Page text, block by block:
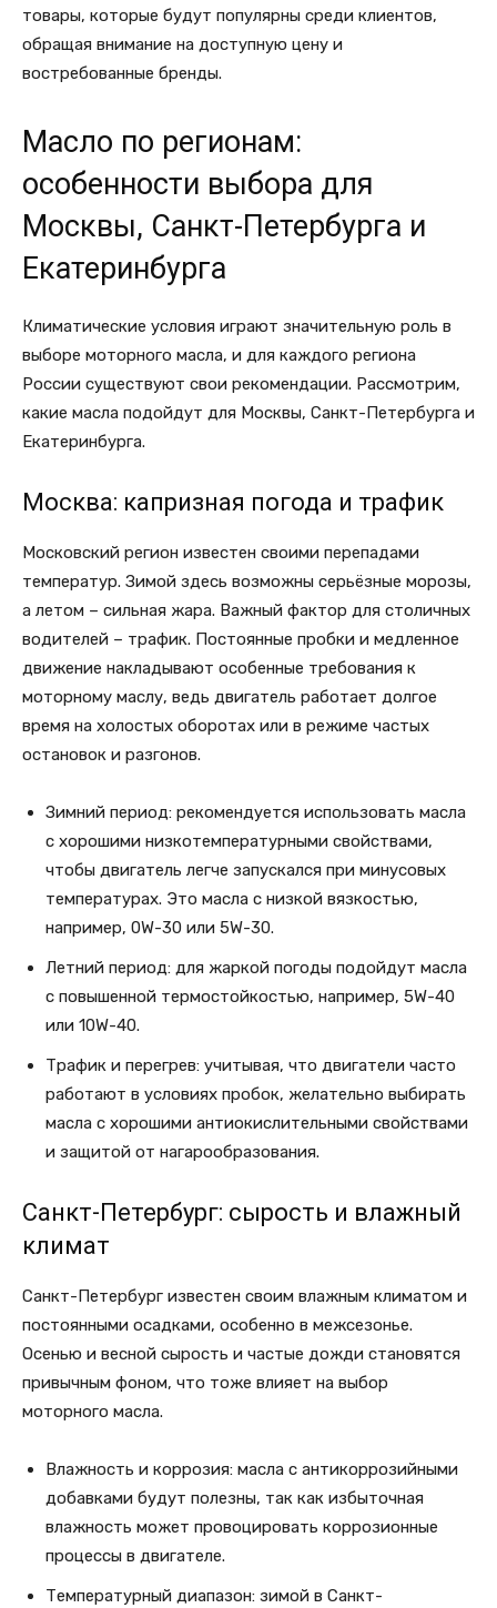
товары, которые будут популярны среди клиентов,
обращая внимание на доступную цену и
востребованные бренды.
Масло по регионам:
особенности выбора для
Москвы, Санкт-Петербурга и
Екатеринбурга
Климатические условия играют значительную роль в
выборе моторного масла, и для каждого региона
России существуют свои рекомендации. Рассмотрим,
какие масла подойдут для Москвы, Санкт-Петербурга и
Екатеринбурга.
Москва: капризная погода и трафик
Московский регион известен своими перепадами
температур. Зимой здесь возможны серьёзные морозы,
а летом – сильная жара. Важный фактор для столичных
водителей – трафик. Постоянные пробки и медленное
движение накладывают особенные требования к
моторному маслу, ведь двигатель работает долгое
время на холостых оборотах или в режиме частых
остановок и разгонов.
Зимний период: рекомендуется использовать масла
с хорошими низкотемпературными свойствами,
чтобы двигатель легче запускался при минусовых
температурах. Это масла с низкой вязкостью,
например, 0W-30 или 5W-30.
Летний период: для жаркой погоды подойдут масла
с повышенной термостойкостью, например, 5W-40
или 10W-40.
Трафик и перегрев: учитывая, что двигатели часто
работают в условиях пробок, желательно выбирать
масла с хорошими антиокислительными свойствами
и защитой от нагарообразования.
Санкт-Петербург: сырость и влажный
климат
Санкт-Петербург известен своим влажным климатом и
постоянными осадками, особенно в межсезонье.
Осенью и весной сырость и частые дожди становятся
привычным фоном, что тоже влияет на выбор
моторного масла.
Влажность и коррозия: масла с антикоррозийными
добавками будут полезны, так как избыточная
влажность может провоцировать коррозионные
процессы в двигателе.
Температурный диапазон: зимой в Санкт-